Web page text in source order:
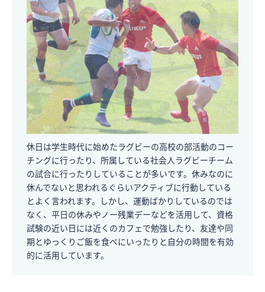
休日は学生時代に始めたラグビーの高校の部活動のコー
チングに行ったり、所属している社会人ラグビーチーム
の試合に行ったりしていることが多いです。休みなのに
休んでないと思われるぐらいアクティブに行動している
とよく言われます。しかし、運動ばかりしているのでは
なく、平日の休みやノー残業デーなどを活用して、資格
試験の近い日には近くのカフェで勉強したり、友達や同
期とゆっくりご飯を食べにいったりと自分の時間を有効
的に活用しています。